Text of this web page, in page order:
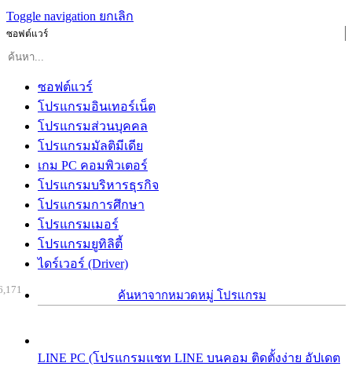
Toggle navigation ยกเลิก
ซอฟต์แวร์
ซอฟต์แวร์
โปรแกรมอินเทอร์เน็ต
โปรแกรมส่วนบุคคล
โปรแกรมมัลติมีเดีย
เกม PC คอมพิวเตอร์
โปรแกรมบริหารธุรกิจ
โปรแกรมการศึกษา
โปรแกรมเมอร์
โปรแกรมยูทิลิตี้
ไดร์เวอร์ (Driver)
ค้นหาจากหมวดหมู่ โปรแกรม
LINE PC (โปรแกรมแชท LINE บนคอม ติดตั้งง่าย อัปเดต